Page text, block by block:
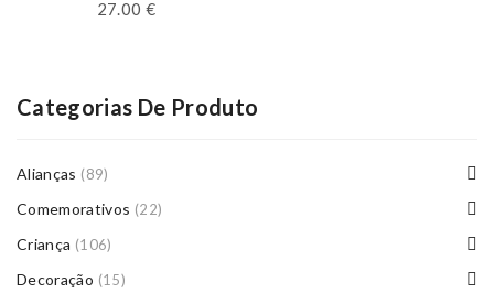
27.00 €
Categorias De Produto
Alianças (89)
Comemorativos (22)
Criança (106)
Decoração (15)